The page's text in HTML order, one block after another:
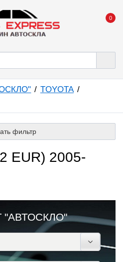
0
TOYOTA
фильтр
EUR) 2005-
"АВТОСКЛО"